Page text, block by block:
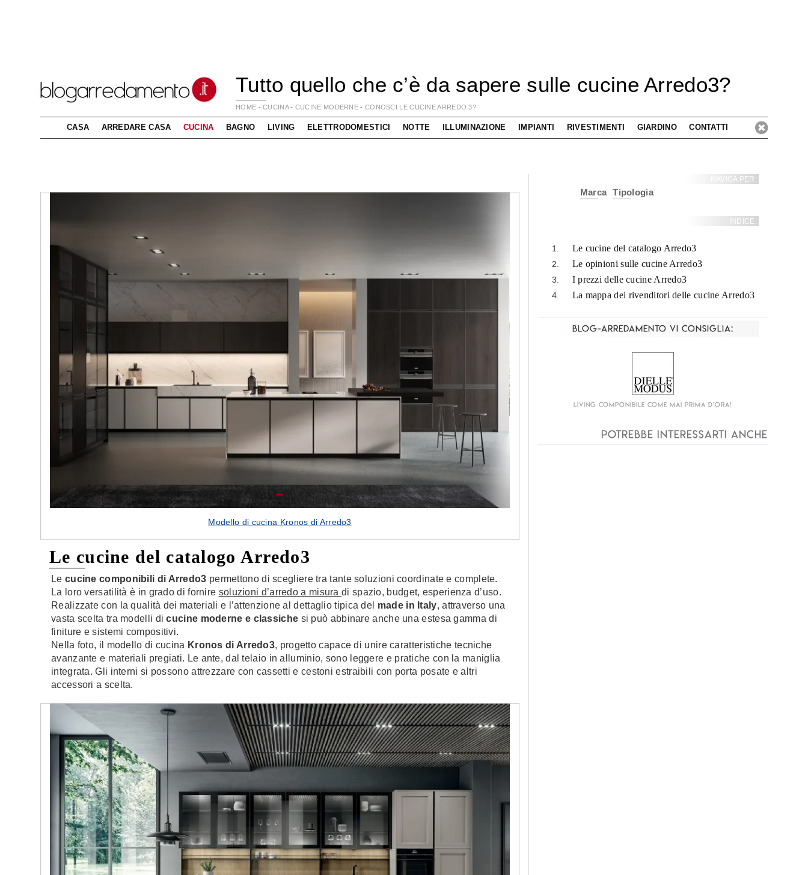
Tutto quello che c’è da sapere sulle cucine Arredo3?
HOME -CUCINA- CUCINE MODERNE - CONOSCI LE CUCINE ARREDO 3?
CASA ARREDARE CASA CUCINA BAGNO LIVING ELETTRODOMESTICI NOTTE ILLUMINAZIONE IMPIANTI RIVESTIMENTI GIARDINO CONTATTI
Modello di cucina Kronos di Arredo3
Le cucine del catalogo Arredo3
Le cucine componibili di Arredo3 permettono di scegliere tra tante soluzioni coordinate e complete.
La loro versatilità è in grado di fornire soluzioni d’arredo a misuradi spazio, budget, esperienza d’uso.
Realizzate con la qualità dei materiali e l’attenzione al dettaglio tipica del made in Italy, attraverso una
vasta scelta tra modelli dicucine moderne e classiche si può abbinare anche una estesa gamma di
finiture e sistemi compositivi.
Nella foto, il modello di cucina Kronos di Arredo3, progetto capace di unire caratteristiche tecniche
avanzante e materiali pregiati. Le ante, dal telaio in alluminio, sono leggere e pratiche con la maniglia
integrata. Gli interni si possono attrezzare con cassetti e cestoni estraibili con porta posate e altri
accessori a scelta.
NAVIGA PER:
Marca Tipologia
INDICE:
Le cucine del catalogo Arredo3
Le opinioni sulle cucine Arredo3
I prezzi delle cucine Arredo3
La mappa dei rivenditori delle cucine Arredo3
Blog-Arredamento vi consiglia:
innovativo
Le camerette realizzate pensando a te!
Living componibile come mai prima d'ora!
Interprete dell'arredo bagno a 360 gradi!
Potrebbe interessarti anche